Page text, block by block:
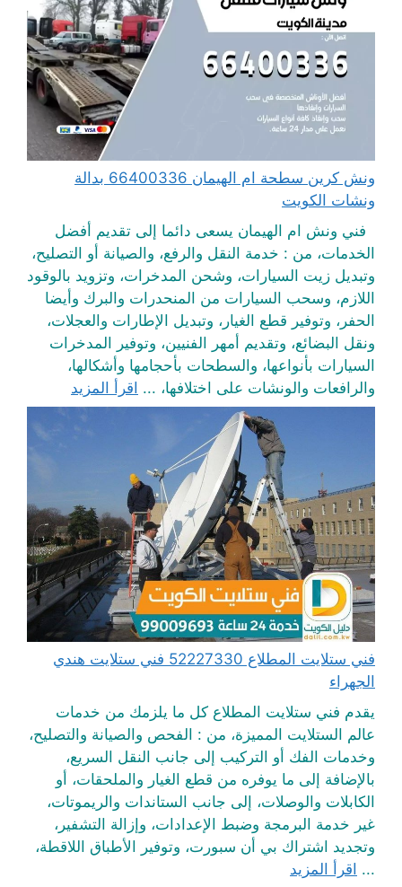
ونش كرين سطحة ام الهيمان 66400336 بدالة
ونشات الكويت
فني ونش ام الهيمان يسعى دائما إلى تقديم أفضل
الخدمات، من : خدمة النقل والرفع، والصيانة أو التصليح،
وتبديل زيت السيارات، وشحن المدخرات، وتزويد بالوقود
اللازم، وسحب السيارات من المنحدرات والبرك وأيضا
الحفر، وتوفير قطع الغيار، وتبديل الإطارات والعجلات،
ونقل البضائع، وتقديم أمهر الفنيين، وتوفير المدخرات
السيارات بأنواعها، والسطحات بأحجامها وأشكالها،
والرافعات والونشات على اختلافها، ... اقرأ المزيد
فني ستلايت المطلاع 52227330 فني ستلايت هندي
الجهراء
يقدم فني ستلايت المطلاع كل ما يلزمك من خدمات
عالم الستلايت المميزة، من : الفحص والصيانة والتصليح،
وخدمات الفك أو التركيب إلى جانب النقل السريع،
بالإضافة إلى ما يوفره من قطع الغيار والملحقات، أو
الكابلات والوصلات، إلى جانب الستاندات والريموتات،
غير خدمة البرمجة وضبط الإعدادات، وإزالة التشفير،
وتجديد اشتراك بي أن سبورت، وتوفير الأطباق اللاقطة،
... اقرأ المزيد